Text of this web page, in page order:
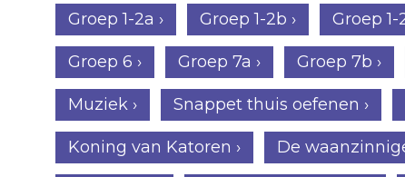
Groep 1-2a › Groep 1-2b › Groep 1-
Groep 6 › Groep 7a › Groep 7b ›
Muziek › Snappet thuis oefenen ›
Koning van Katoren › De